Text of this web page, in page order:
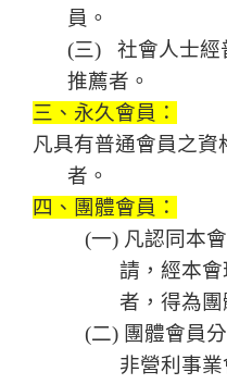
員。
(三) 社會人士經
推薦者。
三、永久會員：
凡具有普通會員之
者。
四、團體會員：
(一) 凡認同本
請，經本
者，得為團
(二) 團體會員分
非營利事